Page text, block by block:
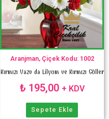
Aranjman, Çiçek Kodu: 1002
Kırmızı Vazo da Lilyum ve Kırmızı Güller
₺ 195,00 + KDV
Sepete Ekle